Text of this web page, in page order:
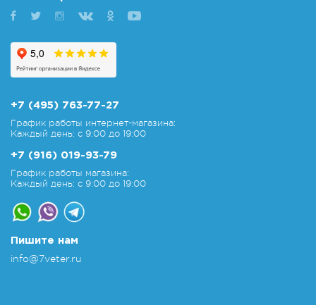
+7 (495) 763-77-27
График работы интернет-магазина:
Каждый день: с 9:00 до 19:00
+7 (916) 019-93-79
График работы магазина:
Каждый день: с 9:00 до 19:00
Пишите нам
info@7veter.ru